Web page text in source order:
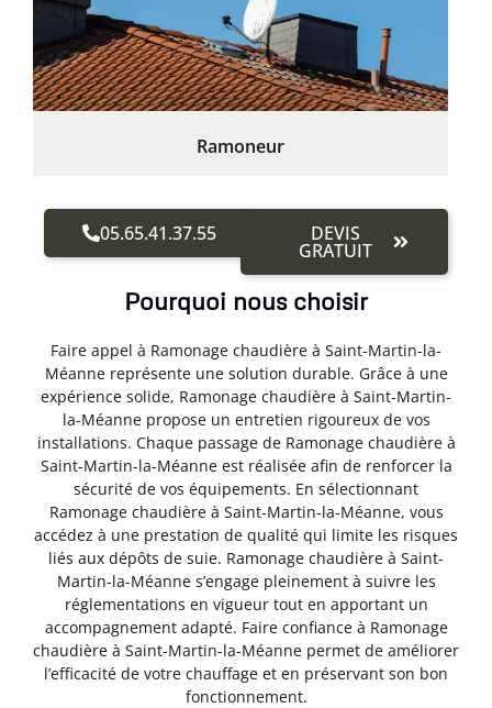
Ramoneur
05.65.41.37.55 DEVIS
GRATUIT
Pourquoi nous choisir
Faire appel à Ramonage chaudière à Saint-Martin-la-
Méanne représente une solution durable. Grâce à une
expérience solide, Ramonage chaudière à Saint-Martin-
la-Méanne propose un entretien rigoureux de vos
installations. Chaque passage de Ramonage chaudière à
Saint-Martin-la-Méanne est réalisée afin de renforcer la
sécurité de vos équipements. En sélectionnant
Ramonage chaudière à Saint-Martin-la-Méanne, vous
accédez à une prestation de qualité qui limite les risques
liés aux dépôts de suie. Ramonage chaudière à Saint-
Martin-la-Méanne s’engage pleinement à suivre les
réglementations en vigueur tout en apportant un
accompagnement adapté. Faire confiance à Ramonage
chaudière à Saint-Martin-la-Méanne permet de améliorer
l’efficacité de votre chauffage et en préservant son bon
fonctionnement.